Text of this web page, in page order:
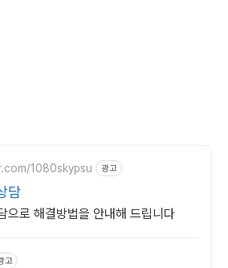
1080skypsu 광고
담
으로 해결방법을 안내해 드립니다
고